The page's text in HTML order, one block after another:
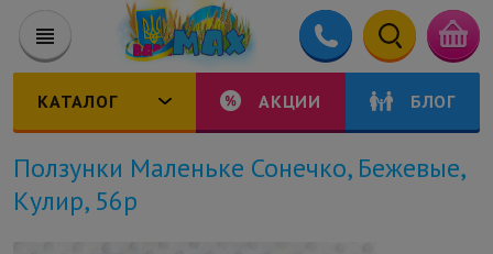
КАТАЛОГ АКЦИИ БЛОГ
Ползунки Маленьке Сонечко, Бежевые,
Кулир, 56р